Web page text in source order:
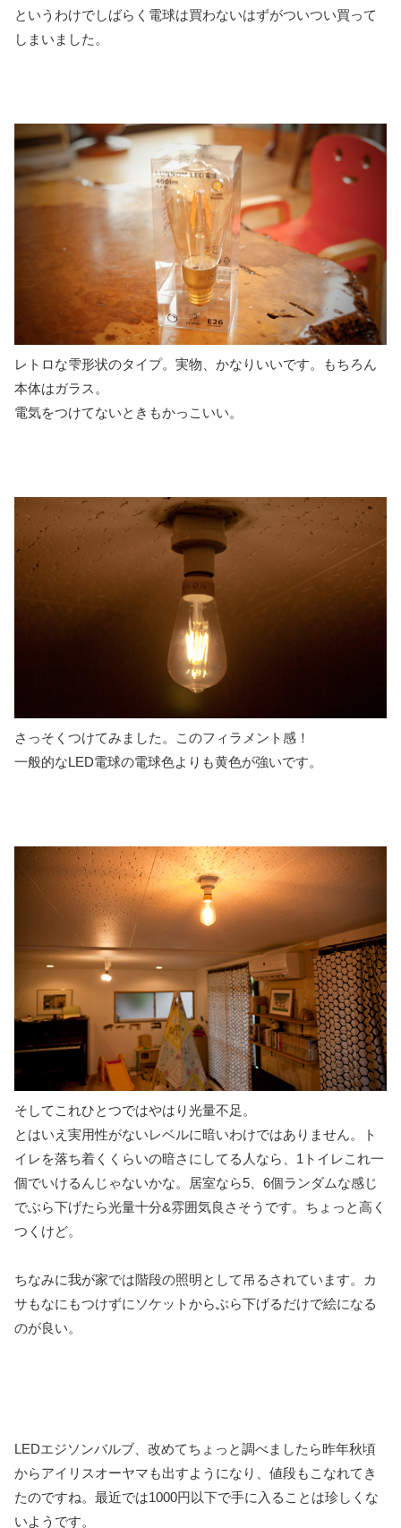
というわけでしばらく電球は買わないはずがついつい買って
しまいました。
レトロな雫形状のタイプ。実物、かなりいいです。もちろん
本体はガラス。
電気をつけてないときもかっこいい。
さっそくつけてみました。このフィラメント感！
一般的なLED電球の電球色よりも黄色が強いです。
そしてこれひとつではやはり光量不足。
とはいえ実用性がないレベルに暗いわけではありません。ト
イレを落ち着くくらいの暗さにしてる人なら、1トイレこれ一
個でいけるんじゃないかな。居室なら5、6個ランダムな感じ
でぶら下げたら光量十分&雰囲気良さそうです。ちょっと高く
つくけど。
ちなみに我が家では階段の照明として吊るされています。カ
サもなにもつけずにソケットからぶら下げるだけで絵になる
のが良い。
LEDエジソンバルブ、改めてちょっと調べましたら昨年秋頃
からアイリスオーヤマも出すようになり、値段もこなれてき
たのですね。最近では1000円以下で手に入ることは珍しくな
いようです。